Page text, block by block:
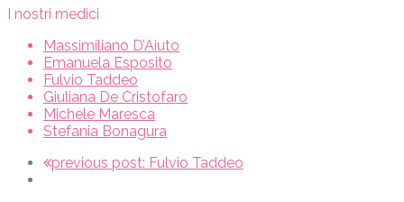
I nostri medici
Massimiliano D’Aiuto
Emanuela Esposito
Fulvio Taddeo
Giuliana De Cristofaro
Michele Maresca
Stefania Bonagura
previous post: Fulvio Taddeo